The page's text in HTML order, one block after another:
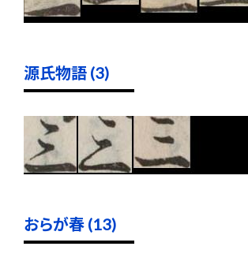
源氏物語 (3)
おらが春 (13)